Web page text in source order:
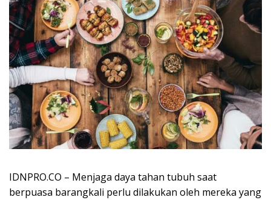
IDNPRO.CO – Menjaga daya tahan tubuh saat
berpuasa barangkali perlu dilakukan oleh mereka yang